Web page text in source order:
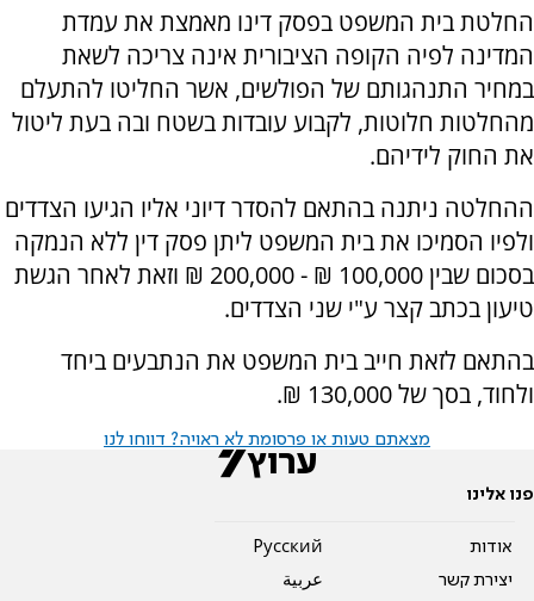
החלטת בית המשפט בפסק דינו מאמצת את עמדת
המדינה לפיה הקופה הציבורית אינה צריכה לשאת
במחיר התנהגותם של הפולשים, אשר החליטו להתעלם
מהחלטות חלוטות, לקבוע עובדות בשטח ובה בעת ליטול
את החוק לידיהם.
ההחלטה ניתנה בהתאם להסדר דיוני אליו הגיעו הצדדים
ולפיו הסמיכו את בית המשפט ליתן פסק דין ללא הנמקה
בסכום שבין 100,000 ₪ - 200,000 ₪ וזאת לאחר הגשת
טיעון בכתב קצר ע"י שני הצדדים.
בהתאם לזאת חייב בית המשפט את הנתבעים ביחד
ולחוד, בסך של 130,000 ₪.
מצאתם טעות או פרסומת לא ראויה? דווחו לנו
פנו אלינו
אודות
יצירת קשר
Pусский
عربية